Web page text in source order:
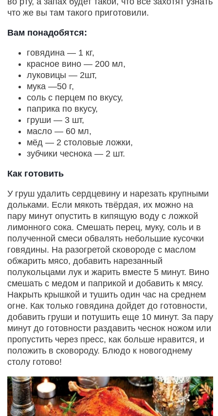
что же вы там такого приготовили.
Вам понадобятся:
говядина — 1 кг,
красное вино — 200 мл,
луковицы — 2шт,
мука —50 г,
соль с перцем по вкусу,
паприка по вкусу,
груши — 3 шт,
масло — 60 мл,
мёд — 2 столовые ложки,
зубчики чеснока — 2 шт.
Как готовить
У груш удалить сердцевину и нарезать крупными
дольками. Если мякоть твёрдая, их можно на
пару минут опустить в кипящую воду с ложкой
лимонного сока. Смешать перец, муку, соль и в
полученной смеси обвалять небольшие кусочки
говядины. На разогретой сковороде с маслом
обжарить мясо, добавить нарезанный
полукольцами лук и жарить вместе 5 минут. Вино
смешать с медом и паприкой и добавить к мясу.
Накрыть крышкой и тушить один час на среднем
огне. Как только говядина дойдет до готовности,
добавить груши и потушить еще 10 минут. За пару
минут до готовности раздавить чеснок ножом или
пропустить через пресс, как больше нравится, и
положить в сковороду. Блюдо к новогоднему
столу готово!